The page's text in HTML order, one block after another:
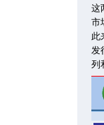
这
市
此
发
列